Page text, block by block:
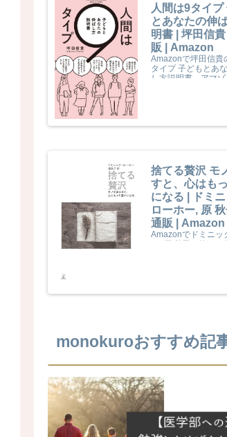
人間は9タイプ
とあなたの伸
明書 | 坪田信
販 | Amazon
Amazonで坪田信貴
タイプ 子どもとあ
し方説明書。アマゾ
し方説明書もアマ
捨てる贅沢 モ
すと、心はも
になる | ドミニ
ローホー, 原
通販 | Amazon
Amazonでドミニッ
対象商品は当日お
monokuroおすすめ記